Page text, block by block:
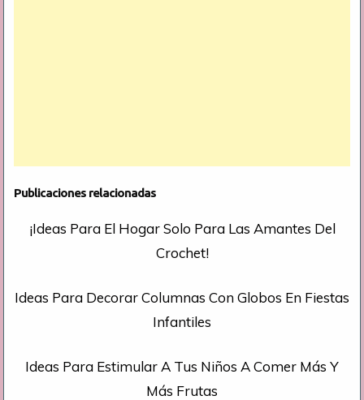
Publicaciones relacionadas
¡Ideas Para El Hogar Solo Para Las Amantes Del
Crochet!
Ideas Para Decorar Columnas Con Globos En Fiestas
Infantiles
Ideas Para Estimular A Tus Niños A Comer Más Y
Más Frutas